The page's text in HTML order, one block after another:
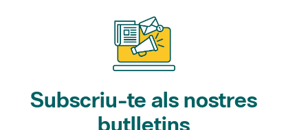
Subscriu-te als nostres
butlletins
Gaudim als Parcs (activitats)